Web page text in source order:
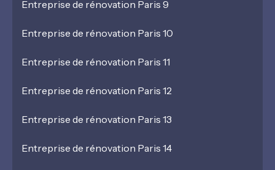
Entreprise de rénovation Paris 9
Entreprise de rénovation Paris 10
Entreprise de rénovation Paris 11
Entreprise de rénovation Paris 12
Entreprise de rénovation Paris 13
Entreprise de rénovation Paris 14